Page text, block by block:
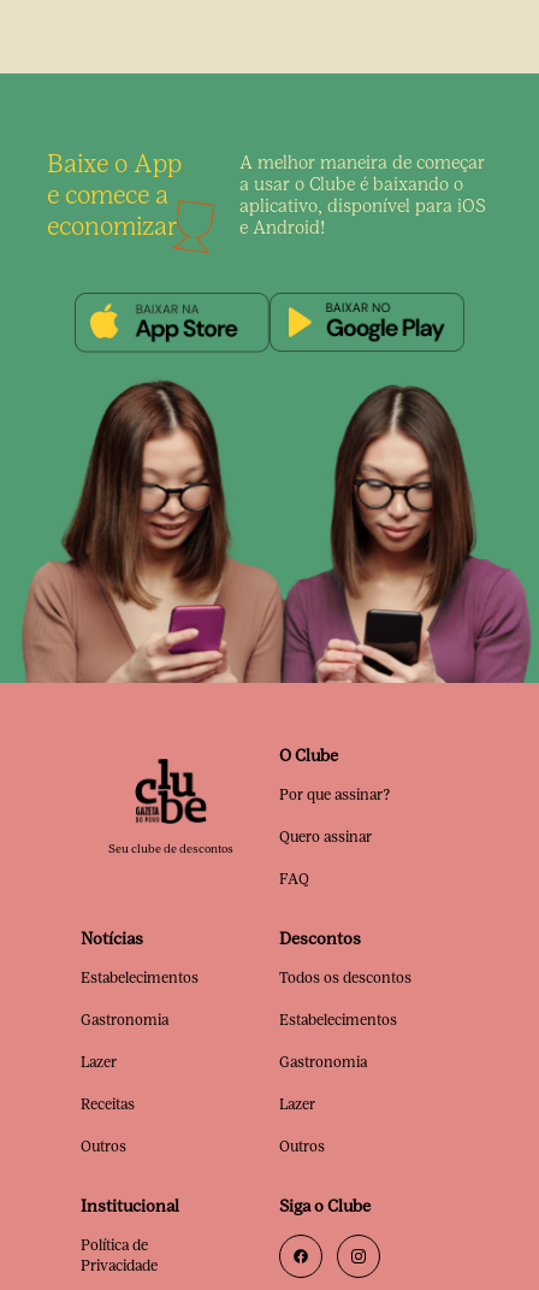
Baixe o App
e comece a
economizar
A melhor maneira de começar
a usar o Clube é baixando o
aplicativo, disponível para iOS
e Android!
Seu clube de descontos
O Clube
Por que assinar?
Quero assinar
FAQ
Notícias
Estabelecimentos
Gastronomia
Lazer
Receitas
Outros
Descontos
Todos os descontos
Estabelecimentos
Gastronomia
Lazer
Outros
Institucional
Política de
Privacidade
Siga o Clube